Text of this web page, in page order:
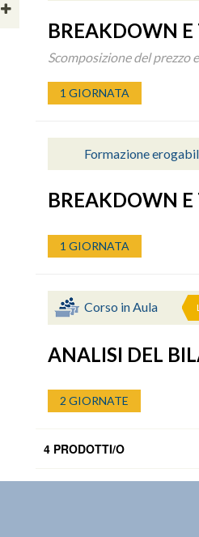
BREAKDOWN E
Scomposizione del prezzo
1 GIORNATA
Formazione
BREAKDOWN E
1 GIORNATA
Corso in Aula
ANALISI DEL
2 GIORNATE
4 PRODOTTI/O